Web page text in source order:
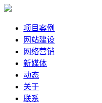
项目案例
网站建设
网络营销
新媒体
动态
关于
联系